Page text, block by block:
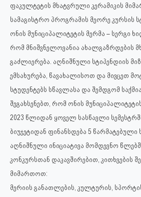
ფაკულტეტის მხატვრული კერამიკის
სამაგისტრო პროგრამის მეორე კურსის
ონის მუნიციპალიტეტის მერმა – სერგი
რომ მნიშვნელოვანია ახალგაზრდების
გაძლიერება. აღნიშნული სტიპენდიის
ემსახურება, წავახალისოთ და მივცეთ
სტუდენტებს სწავლასა და შემდგომ
შეგახსენებთ, რომ ონის
2023 წლიდან ყოველ სასწავლი
ბიუჯეტიდან ფინანსდება 5 წარმატებული
აღნიშნული ინიციატივა მომდევნო
კონკურსთან დაკავშირებით, კითხვების
მიმართოთ:
მერიის განათლების, კულტურის,